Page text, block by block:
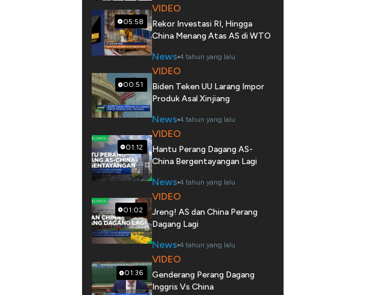
05:58
VIDEO
Rekor Investasi RI, Hingga
China Menang Atas AS di WTO
News 4 tahun yang lalu
00:51
VIDEO
Biden Teken UU Larang Impor
Produk Asal Xinjiang
News 4 tahun yang lalu
01:12
VIDEO
Hantu Perang Dagang AS-
China Bergentayangan Lagi
News 4 tahun yang lalu
01:02
VIDEO
Jreng! AS dan China Perang
Dagang Lagi
News 4 tahun yang lalu
01:36
VIDEO
Genderang Perang Dagang
Inggris Vs China